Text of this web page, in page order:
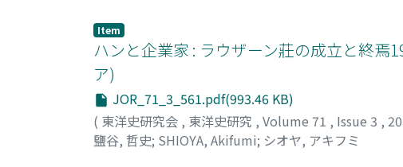
of the yoruk in Rumeli were once again issued. In
resistance to military conscription, it was
a single unit. Thus, in order to legitimize their
descendants of conquerors who had come from
made from the yoruk in Rumeli were named the
considering the operation of the personnel system
article focuses on the period from the introduction
confirming the position of the bahsi-an-i 'izam in
the Mughal empire, and by indicating the evidence
personal factors of the operation of this office
following knowledge has attained through this
the mansab rank on the appointment was also
Item
ハンと企業家 : ラウザーン莊の成立と終焉
ア)
JOR_71_3_561.pdf(993.46 KB)
( 東洋史研究会 , 東洋史研究 , Volume 71 , Issue 3 ,
鹽谷, 哲史; SHIOYA, Akifumi; シオヤ, アキフミ